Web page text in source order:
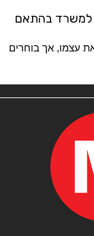
למשרד בהתאם
עצמו, אך בוחרים